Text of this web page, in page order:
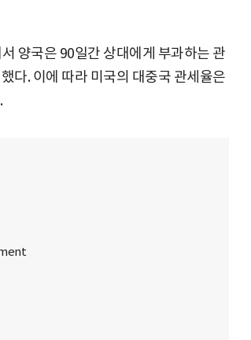
양국은 90일간 상대에게 부과하는 관
다. 이에 따라 미국의 대중국 관세율은